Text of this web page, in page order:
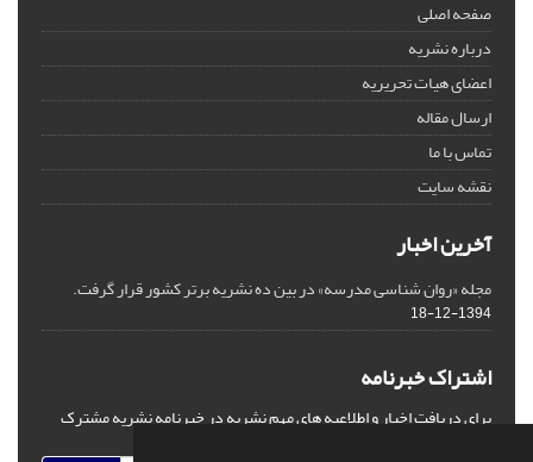
صفحه اصلی
درباره نشریه
اعضای هیات تحریریه
ارسال مقاله
تماس با ما
نقشه سایت
آخرین اخبار
مجله «روان شناسی مدرسه» در بین ده نشریه برتر کشور قرار گرفت.
1394-12-18
اشتراک خبرنامه
برای دریافت اخبار و اطلاعیه های مهم نشریه در خبرنامه نشریه مشترک